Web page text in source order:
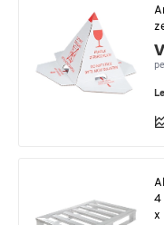
4
x